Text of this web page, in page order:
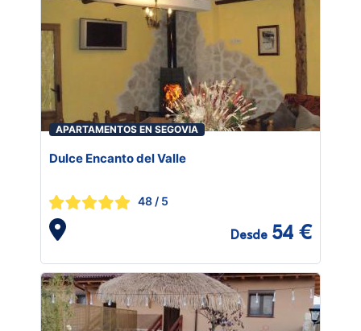
APARTAMENTOS EN SEGOVIA
Dulce Encanto del Valle
48 / 5
Desde 54 €